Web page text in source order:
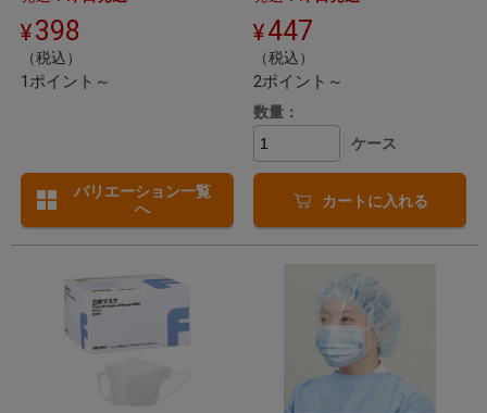
した
398
（税込）
1ポイント～
バリエーション一覧
へ
447
（税込）
2ポイント～
数量：
ケース
カートに入れる